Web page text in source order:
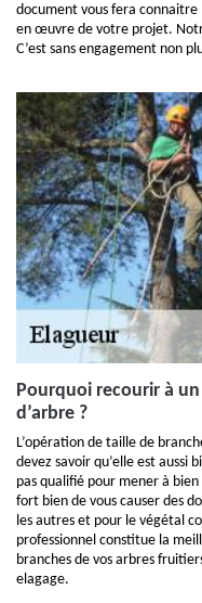
document vous fera
en œuvre de votre projet.
C’est sans engagement non
Pourquoi recourir à
d’arbre ?
L’opération de taille de
devez savoir qu’elle est aussi
pas qualifié pour mener à
fort bien de vous causer des
les autres et pour le végétal
professionnel constitue la
branches de vos arbres
elagage.